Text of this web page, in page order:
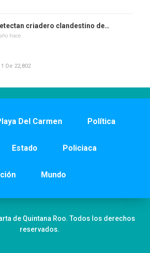
criadero clandestino de…
hace
1 De 22,802
Del Carmen Política
Estado Policiaca
Mundo
de Quintana Roo. Todos los derechos
reservados.